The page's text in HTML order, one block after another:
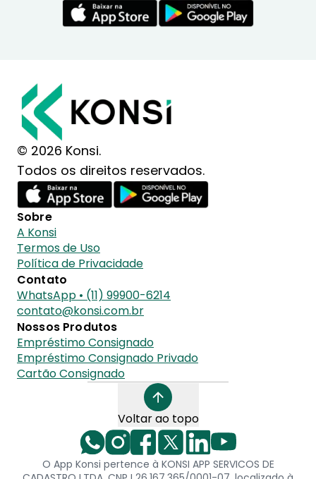
© 2026 Konsi.
Todos os direitos reservados.
Sobre
A Konsi
Termos de Uso
Política de Privacidade
Contato
WhatsApp • (11) 99900-6214
contato@konsi.com.br
Nossos Produtos
Empréstimo Consignado
Empréstimo Consignado Privado
Cartão Consignado
Voltar ao topo
O App Konsi pertence à KONSI APP SERVICOS DE